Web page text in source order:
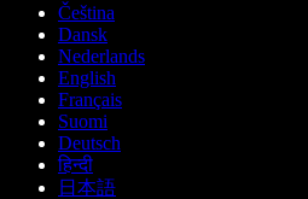
Čeština
Dansk
Nederlands
English
Français
Suomi
Deutsch
हिन्दी
日本語